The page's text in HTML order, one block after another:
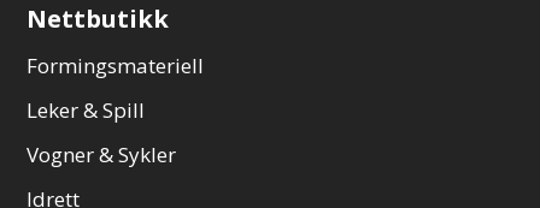
Nettbutikk
Formingsmateriell
Leker & Spill
Vogner & Sykler
Idrett